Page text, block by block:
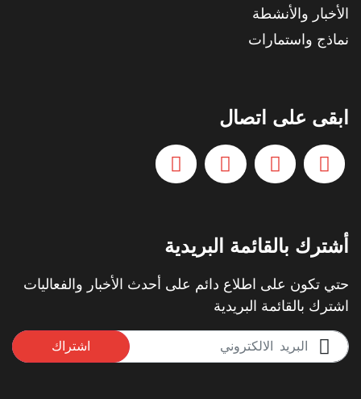
الأخبار والأنشطة
نماذج واستمارات
ابقى على اتصال
أشترك بالقائمة البريدية
حتي تكون على اطلاع دائم على أحدث الأخبار والفعاليات
اشترك بالقائمة البريدية
اشتراك